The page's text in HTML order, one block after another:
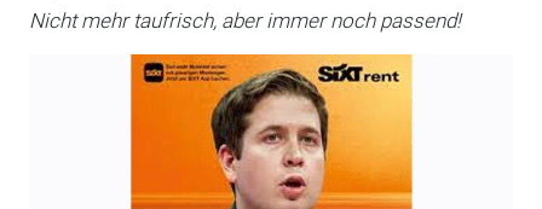
Nicht mehr taufrisch, aber immer noch passend!